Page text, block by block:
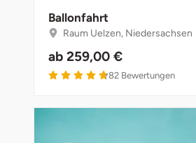
Ballonfahrt
Raum Uelzen, Niedersachsen
ab 259,00 €
4.7 von 5
82 Bewertungen